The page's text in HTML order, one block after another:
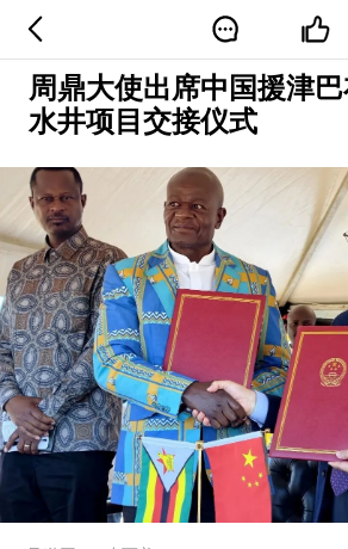
周鼎大使出席中国援津
水井项目交接仪式